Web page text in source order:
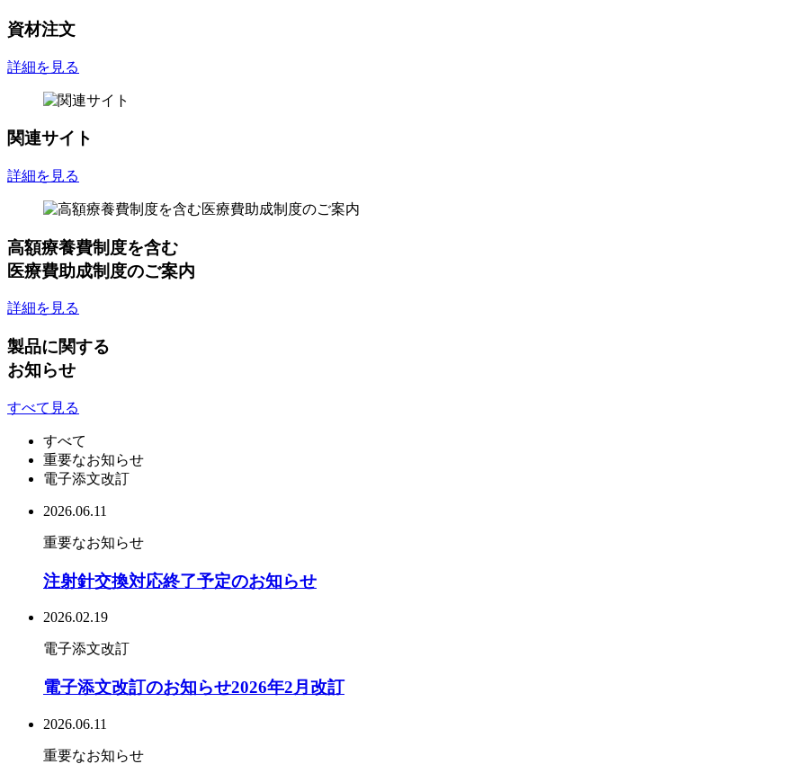
資材注文
詳細を見る
関連サイト
詳細を見る
高額療養費制度を含む
医療費助成制度のご案内
詳細を見る
製品に関する
お知らせ
すべて見る
すべて
重要なお知らせ
電子添文改訂
2026.06.11
重要なお知らせ
注射針交換対応終了予定のお知らせ
2026.02.19
電子添文改訂
電子添文改訂のお知らせ2026年2月改訂
2026.06.11
重要なお知らせ